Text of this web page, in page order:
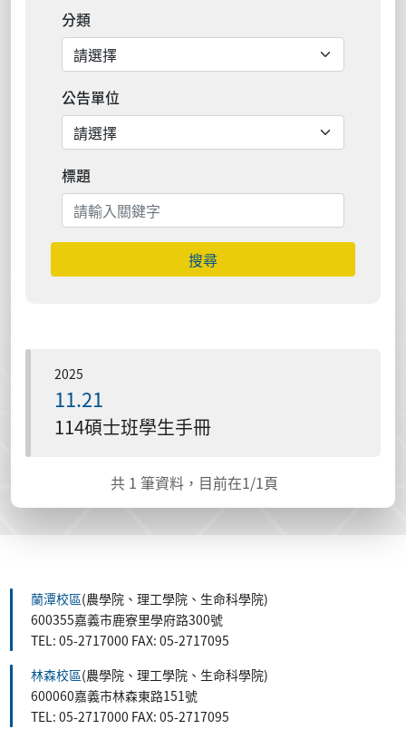
分類
公告單位
標題
搜尋
2025
11.21
114碩士班學生手冊
共 1 筆資料，目前在1/1頁
蘭潭校區(農學院、理工學院、生命科學院)
600355嘉義市鹿寮里學府路300號
TEL: 05-2717000 FAX: 05-2717095
林森校區(農學院、理工學院、生命科學院)
600060嘉義市林森東路151號
TEL: 05-2717000 FAX: 05-2717095